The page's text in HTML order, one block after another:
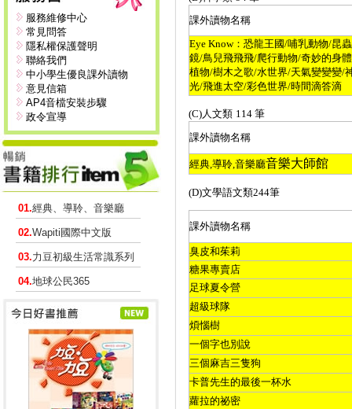
服務維修中心
常見問答
隱私權保護聲明
聯絡我們
中小學生優良課外讀物
意見信箱
AP4音檔安裝步驟
政令宣導
01.經典、導聆、音樂廳
02.Wapiti國際中文版
03.力豆初級生活常識系列
04.地球公民365
課外讀物名稱
Eye Know：恐龍王國/哺乳動物/昆
鏡/鳥兒飛飛飛/爬行動物/奇妙的身體
植物/樹木之歌/水世界/天氣變變變/
光/飛進太空/彩色世界/時間滴答滴
(C)人文類 114 筆
課外讀物名稱
經典,導聆,音樂廳音樂大師館
(D)文學語文類244筆
課外讀物名稱
臭皮和茱莉
糖果專賣店
足球夏令營
超級球隊
煩惱樹
一個字也別說
三個麻吉三隻狗
卡普先生的最後一杯水
蘿拉的祕密